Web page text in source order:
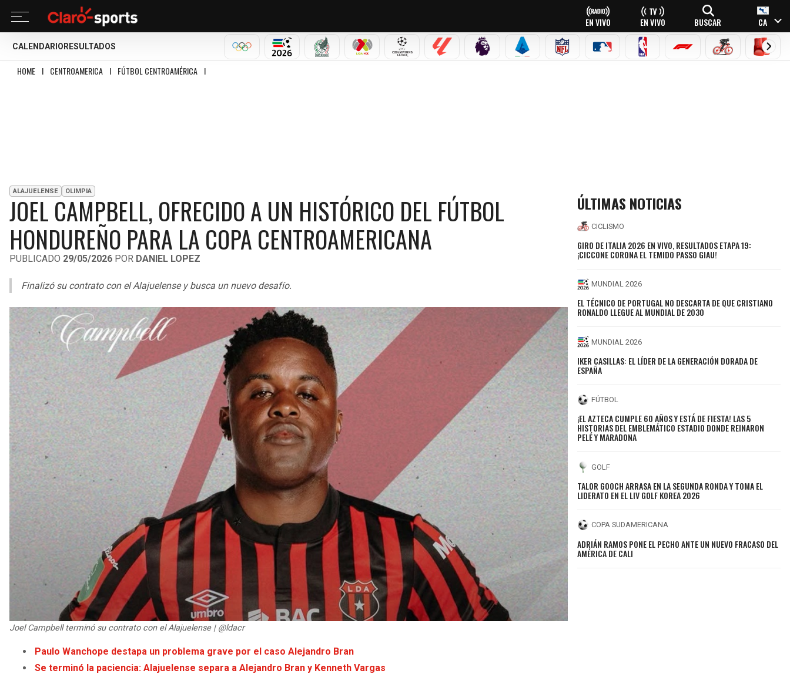
EN VIVO EN VIVO BUSCAR CA
CALENDARIO RESULTADOS
OLÍMPICOSMUNDIAL 2026SELECCIÓN MEXICANA
LIGA MX CHAMPIONS LEAGUE
LALIGA PREMIER LEAGUE
SERIE A NFL MLB NBA FÓRMULA 1CICLISMOBOXEO
HOME I CENTROAMERICA I FÚTBOL CENTROAMÉRICA I
ALAJUELENSE OLIMPIA
JOEL CAMPBELL, OFRECIDO A UN HISTÓRICO DEL FÚTBOL
HONDUREÑO PARA LA COPA CENTROAMERICANA
PUBLICADO 29/05/2026 POR DANIEL LOPEZ
Finalizó su contrato con el Alajuelense y busca un nuevo desafío.
Joel Campbell terminó su contrato con el Alajuelense | @ldacr
Paulo Wanchope destapa un problema grave por el caso Alejandro Bran
Se terminó la paciencia: Alajuelense separa a Alejandro Bran y Kenneth Vargas
ÚLTIMAS NOTICIAS
CICLISMO
GIRO DE ITALIA 2026 EN VIVO, RESULTADOS ETAPA 19:
¡CICCONE CORONA EL TEMIDO PASSO GIAU!
MUNDIAL 2026
EL TÉCNICO DE PORTUGAL NO DESCARTA DE QUE CRISTIANO
RONALDO LLEGUE AL MUNDIAL DE 2030
MUNDIAL 2026
IKER CASILLAS: EL LÍDER DE LA GENERACIÓN DORADA DE
ESPAÑA
FÚTBOL
¡EL AZTECA CUMPLE 60 AÑOS Y ESTÁ DE FIESTA! LAS 5
HISTORIAS DEL EMBLEMÁTICO ESTADIO DONDE REINARON
PELÉ Y MARADONA
GOLF
TALOR GOOCH ARRASA EN LA SEGUNDA RONDA Y TOMA EL
LIDERATO EN EL LIV GOLF KOREA 2026
COPA SUDAMERICANA
ADRIÁN RAMOS PONE EL PECHO ANTE UN NUEVO FRACASO DEL
AMÉRICA DE CALI